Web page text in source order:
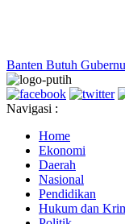
Banten Butuh
Navigasi :
Home
Ekonomi
Daerah
Nasional
Pendidikan
Hukum dan